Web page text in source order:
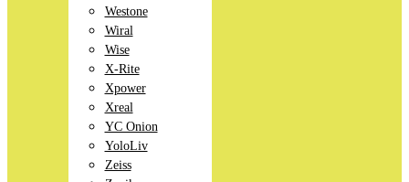
Westone
Wiral
Wise
X-Rite
Xpower
Xreal
YC Onion
YoloLiv
Zeiss